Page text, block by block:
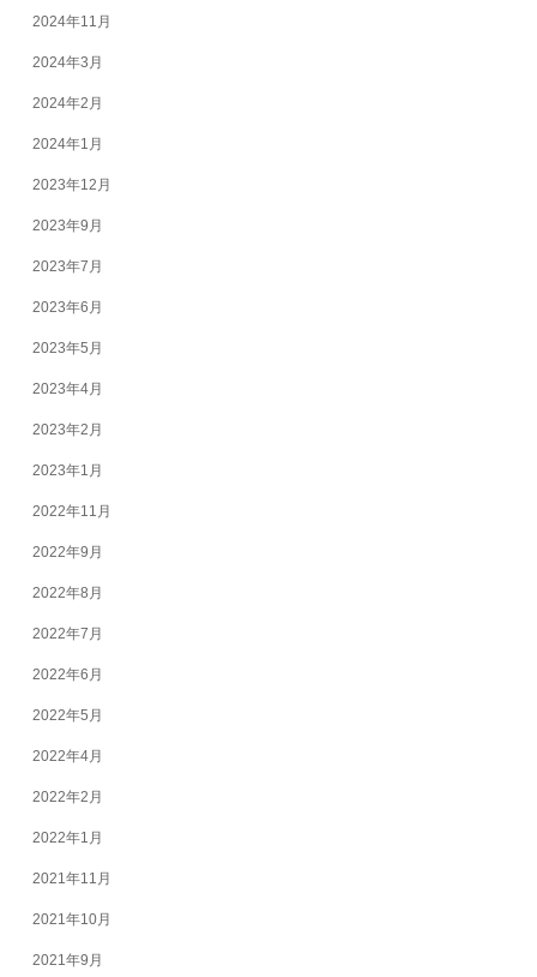
2024年11月
2024年3月
2024年2月
2024年1月
2023年12月
2023年9月
2023年7月
2023年6月
2023年5月
2023年4月
2023年2月
2023年1月
2022年11月
2022年9月
2022年8月
2022年7月
2022年6月
2022年5月
2022年4月
2022年2月
2022年1月
2021年11月
2021年10月
2021年9月